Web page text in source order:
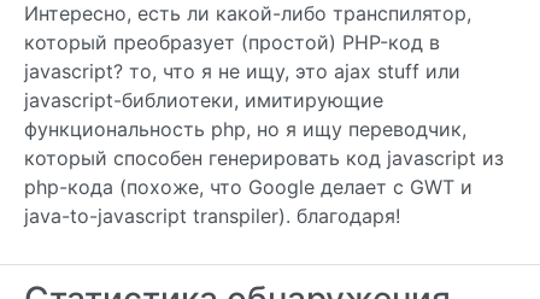
Интересно, есть ли какой-либо транспилятор,
который преобразует (простой) PHP-код в
javascript? то, что я не ищу, это ajax stuff или
javascript-библиотеки, имитирующие
функциональность php, но я ищу переводчик,
который способен генерировать код javascript из
php-кода (похоже, что Google делает с GWT и
java-to-javascript transpiler). благодаря!